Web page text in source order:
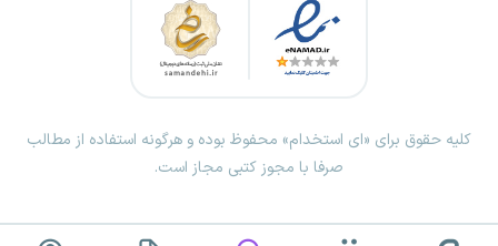
کلیه حقوق برای «ای استخدام» محفوظ بوده و هرگونه استفاده از مطالب
صرفا با مجوز کتبی مجاز است.